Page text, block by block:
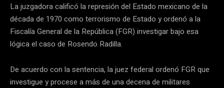
La juzgadora calificó la represión del Estado mexicano de la
década de 1970 como terrorismo de Estado y ordenó a la
Fiscalía General de la República (FGR) investigar bajo esa
lógica el caso de Rosendo Radilla.
De acuerdo con la sentencia, la juez federal ordenó FGR que
investigue y procese a más de una decena de militares